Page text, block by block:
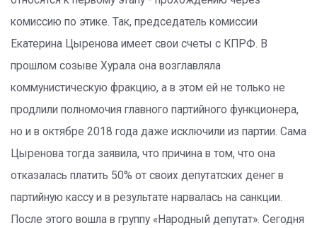
комиссию по этике. Так, председатель комиссии
Екатерина Цыренова имеет свои счеты с КПРФ. В
прошлом созыве Хурала она возглавляла
коммунистическую фракцию, а в этом ей не только не
продлили полномочия главного партийного функционера,
но и в октябре 2018 года даже исключили из партии. Сама
Цыренова тогда заявила, что причина в том, что она
отказалась платить 50% от своих депутатских денег в
партийную кассу и в результате нарвалась на санкции.
После этого вошла в группу «Народный депутат». Сегодня